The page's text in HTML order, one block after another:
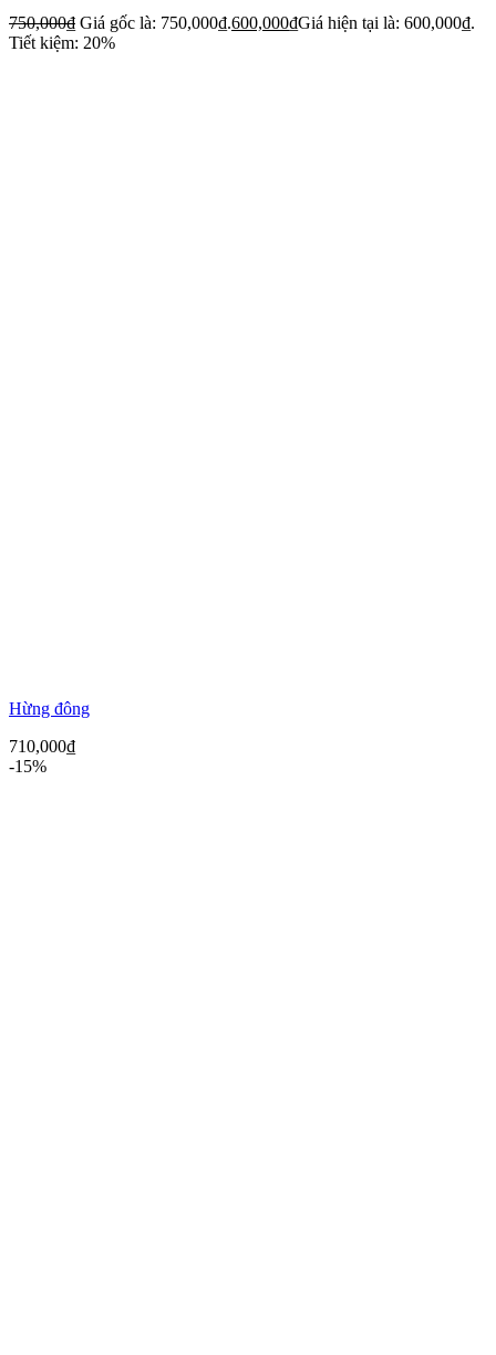
750,000₫ Giá gốc là: 750,000₫.600,000₫Giá hiện tại là: 600,000₫.
Tiết kiệm: 20%
Hừng đông
710,000₫
-15%